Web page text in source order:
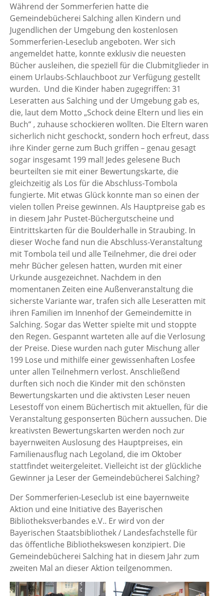
Während der Sommerferien hatte die
Gemeindebücherei Salching allen Kindern und
Jugendlichen der Umgebung den kostenlosen
Sommerferien-Leseclub angeboten. Wer sich
angemeldet hatte, konnte exklusiv die neuesten
Bücher ausleihen, die speziell für die Clubmitglieder in
einem Urlaubs-Schlauchboot zur Verfügung gestellt
wurden. Und die Kinder haben zugegriffen: 31
Leseratten aus Salching und der Umgebung gab es,
die, laut dem Motto „Schock deine Eltern und lies ein
Buch“ , zuhause schockieren wollten. Die Eltern waren
sicherlich nicht geschockt, sondern hoch erfreut, dass
ihre Kinder gerne zum Buch griffen – genau gesagt
sogar insgesamt 199 mal! Jedes gelesene Buch
beurteilten sie mit einer Bewertungskarte, die
gleichzeitig als Los für die Abschluss-Tombola
fungierte. Mit etwas Glück konnte man so einen der
vielen tollen Preise gewinnen. Als Hauptpreise gab es
in diesem Jahr Pustet-Büchergutscheine und
Eintrittskarten für die Boulderhalle in Straubing. In
dieser Woche fand nun die Abschluss-Veranstaltung
mit Tombola teil und alle Teilnehmer, die drei oder
mehr Bücher gelesen hatten, wurden mit einer
Urkunde ausgezeichnet. Nachdem in den
momentanen Zeiten eine Außenveranstaltung die
sicherste Variante war, trafen sich alle Leseratten mit
ihren Familien im Innenhof der Gemeindemitte in
Salching. Sogar das Wetter spielte mit und stoppte
den Regen. Gespannt warteten alle auf die Verlosung
der Preise. Diese wurden nach guter Mischung aller
199 Lose und mithilfe einer gewissenhaften Losfee
unter allen Teilnehmern verlost. Anschließend
durften sich noch die Kinder mit den schönsten
Bewertungskarten und die aktivsten Leser neuen
Lesestoff von einem Büchertisch mit aktuellen, für die
Veranstaltung gesponserten Büchern aussuchen. Die
kreativsten Bewertungskarten werden noch zur
bayernweiten Auslosung des Hauptpreises, ein
Familienausflug nach Legoland, die im Oktober
stattfindet weitergeleitet. Vielleicht ist der glückliche
Gewinner ja Leser der Gemeindebücherei Salching?
Der Sommerferien-Leseclub ist eine bayernweite
Aktion und eine Initiative des Bayerischen
Bibliotheksverbandes e.V.. Er wird von der
Bayerischen Staatsbibliothek / Landesfachstelle für
das öffentliche Bibliothekswesen konzipiert. Die
Gemeindebücherei Salching hat in diesem Jahr zum
zweiten Mal an dieser Aktion teilgenommen.